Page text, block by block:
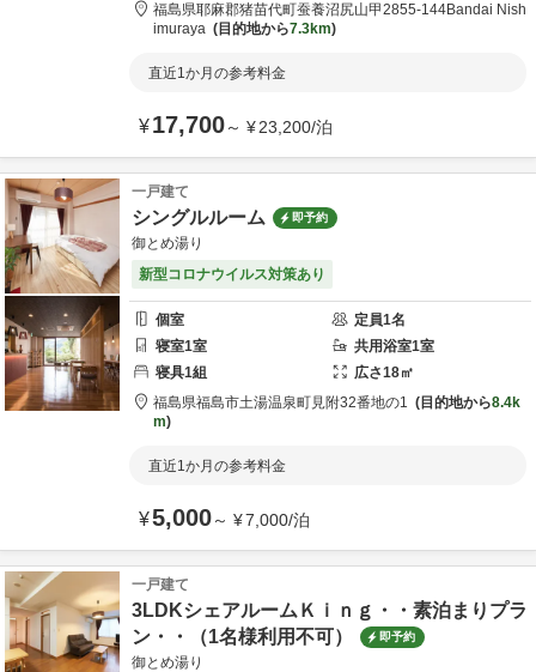
福島県耶麻郡猪苗代町蚕養沼尻山甲2855-144Bandai Nish
imuraya
目的地から7.3km
直近1か月の参考料金
¥17,700～ ¥23,200/泊
一戸建て
シングルルーム 即予約
御とめ湯り
新型コロナウイルス対策あり
個室 定員1名
寝室1室 共用浴室1室
寝具1組 広さ18㎡
福島県福島市土湯温泉町見附32番地の1 目的地から8.4k
m
直近1か月の参考料金
¥5,000～ ¥7,000/泊
一戸建て
3LDKシェアルームＫｉｎｇ・・素泊まりプラ
ン・・（1名様利用不可）
即予約
御とめ湯り